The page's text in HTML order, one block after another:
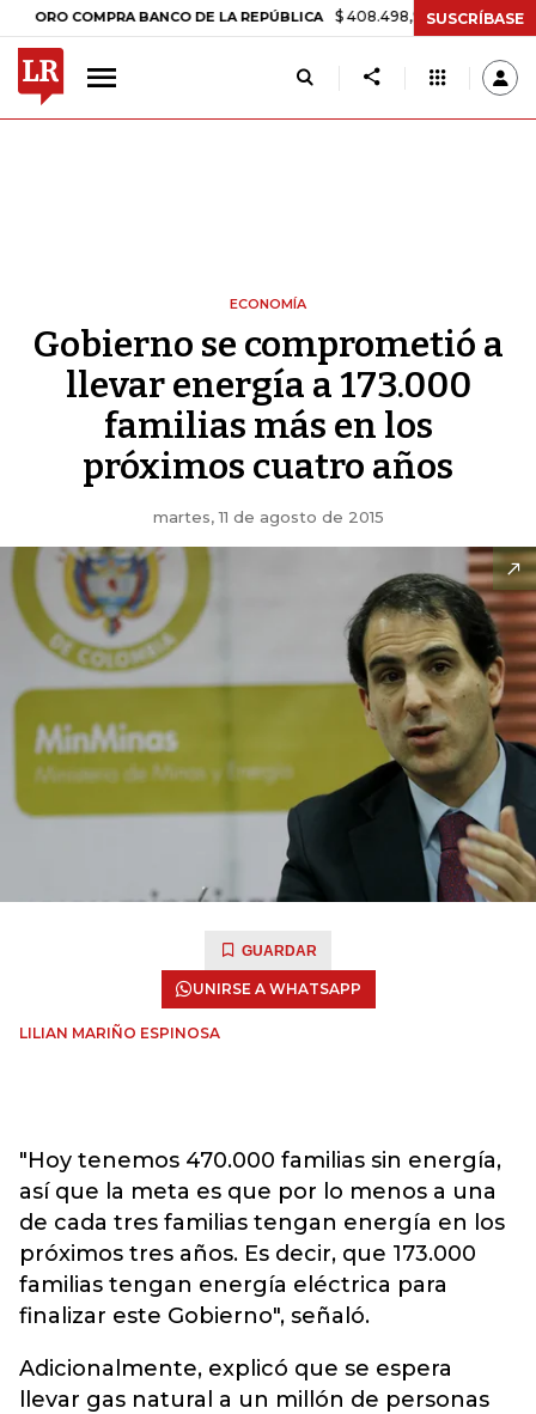
COMPRA BANCO DE LA REPÚBLICA $ 408.498,97 +$ 8.753,81 +2,19%
SUSCRÍBASE
ECONOMÍA
Gobierno se comprometió a
llevar energía a 173.000
familias más en los
próximos cuatro años
martes, 11 de agosto de 2015
GUARDAR
UNIRSE A WHATSAPP
LILIAN MARIÑO ESPINOSA
"Hoy tenemos 470.000 familias sin energía,
así que la meta es que por lo menos a una
de cada tres familias tengan energía en los
próximos tres años. Es decir, que 173.000
familias tengan energía eléctrica para
finalizar este Gobierno", señaló.
Adicionalmente, explicó que se espera
llevar gas natural a un millón de personas